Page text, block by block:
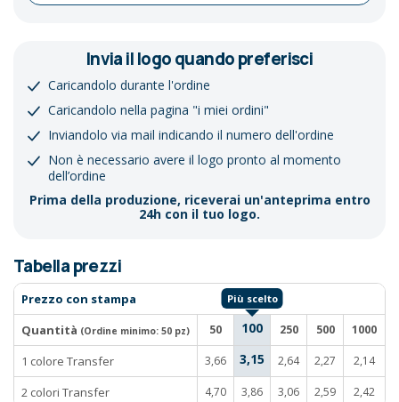
Invia il logo quando preferisci
Caricandolo durante l'ordine
Caricandolo nella pagina "i miei ordini"
Inviandolo via mail indicando il numero dell'ordine
Non è necessario avere il logo pronto al momento
dell’ordine
Prima della produzione, riceverai un'anteprima entro
24h con il tuo logo.
Tabella prezzi
Prezzo con stampa
Quantità (Ordine minimo: 50 pz) 50 100 250 500 1000
1 colore Transfer 3,66 3,15 2,64 2,27 2,14
2 colori Transfer 4,70 3,86 3,06 2,59 2,42